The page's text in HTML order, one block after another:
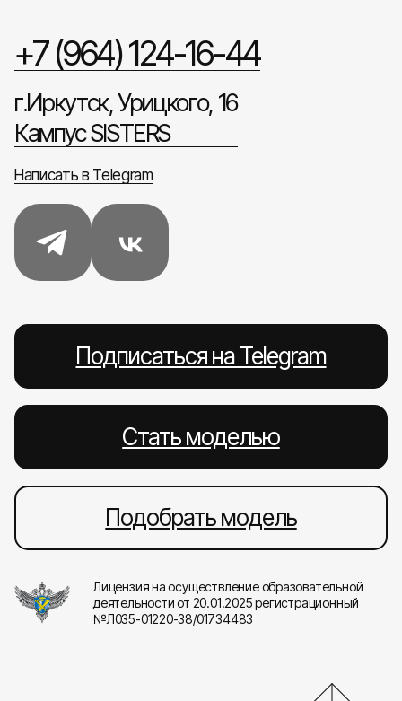
+7 (964) 124-16-44
г.Иркутск, Урицкого, 16
Кампус SISTERS
Написать в Telegram
Подписаться на Telegram
Стать моделью
Подобрать модель
Лицензия на осуществление образовательной
деятельности от 20.01.2025 регистрационный
№Л035-01220-38/01734483